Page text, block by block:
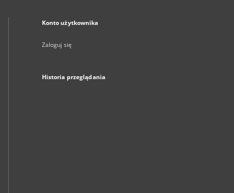
Konto użytkownika
Zaloguj się
Historia przeglądania